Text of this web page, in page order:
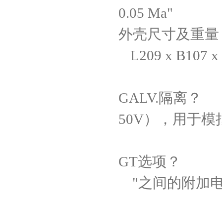
0.05 Ma"
外壳尺寸及重
L209 x B107
GALV.隔离？
50V），用于模
GT选项？
"之间的附加